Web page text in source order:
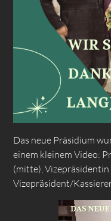
Das neue Präsidium
einem kleinem Video:
(mitte), Vizepräsidentin
Vizepräsident/